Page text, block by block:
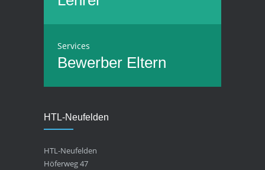
Services
Bewerber Eltern
HTL-Neufelden
HTL-Neufelden
Höferweg 47